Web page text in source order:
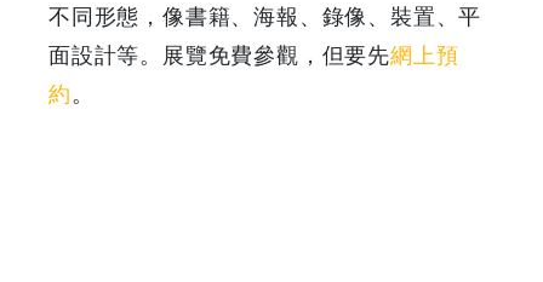
不同形態，像書籍、海報、錄像、裝置、平
面設計等。展覽免費參觀，但要先網上預
約。